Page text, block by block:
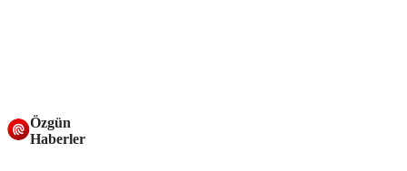
Özgün
Haberler